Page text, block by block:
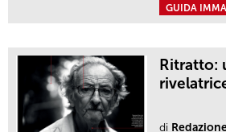
GUIDA
Ritratto:
di